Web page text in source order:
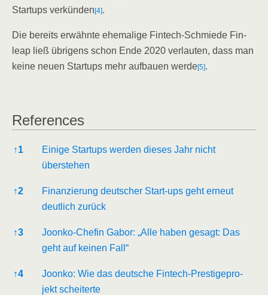
Start­ups ver­kün­den [4].
Die bereits erwähn­te ehe­ma­li­ge Fin­tech-Schmie­de Fin­
leap ließ übri­gens schon Ende 2020 ver­lau­ten, dass man
kei­ne neu­en Start­ups mehr auf­bau­en wer­de[5].
Refe­ren­ces
Refe­ren­ces
↑1
Eini­ge Start­ups wer­den die­ses Jahr nicht
überstehen
↑2
Finan­zie­rung deut­scher Start-ups geht erneut
deut­lich zurück
↑3
Joon­ko-Che­fin Gabor: „Alle haben gesagt: Das
geht auf kei­nen Fall“
↑4
Joon­ko: Wie das deut­sche Fin­tech-Pres­ti­ge­pro­
jekt scheiterte